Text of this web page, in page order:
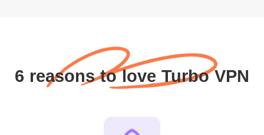
6 reasons to love Turbo VPN